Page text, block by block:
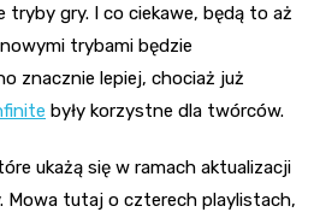
tryby gry. I co ciekawe, będą to aż
trybami będzie
znacznie lepiej, chociaż już
były korzystne dla twórców.
ukażą się w ramach aktualizacji
Mowa tutaj o czterech playlistach,